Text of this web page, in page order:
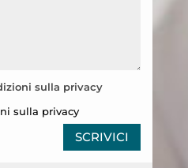
sulla privacy
sulla privacy
SCRIVICI